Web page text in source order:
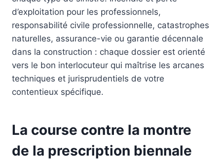
d’exploitation pour les professionnels,
responsabilité civile professionnelle, catastrophes
naturelles, assurance-vie ou garantie décennale
dans la construction : chaque dossier est orienté
vers le bon interlocuteur qui maîtrise les arcanes
techniques et jurisprudentiels de votre
contentieux spécifique.
La course contre la montre
de la prescription biennale